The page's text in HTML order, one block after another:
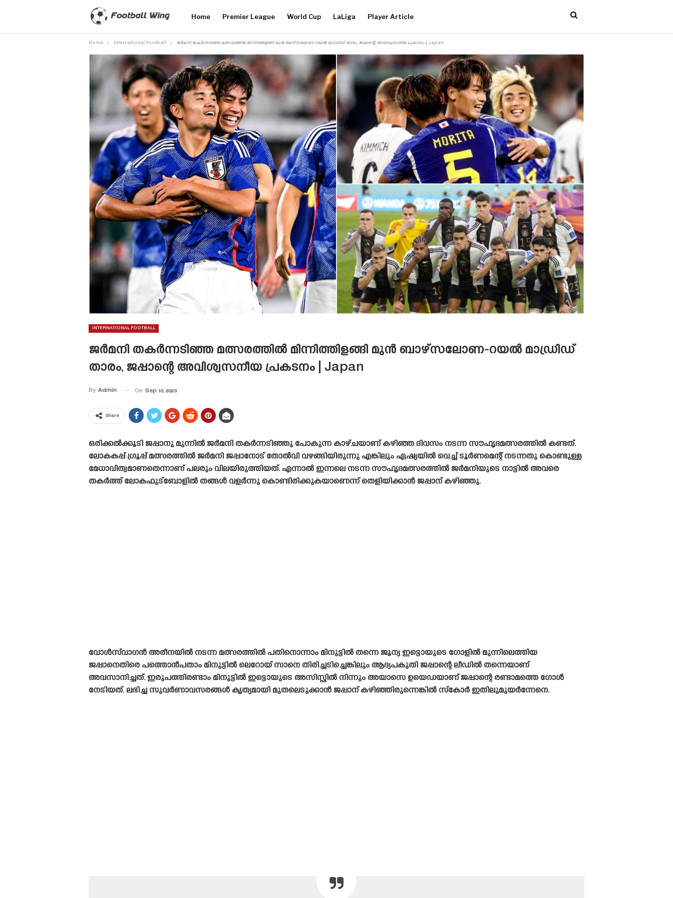
Home Premier League World Cup LaLiga Player Article
Home International Football ജർമനി തകർന്നടിഞ്ഞ മത്സരത്തിൽ മിന്നിത്തിളങ്ങി മുൻ ബാഴ്‌സലോണ-റയൽ മാഡ്രിഡ് താരം, ജപ്പാന്റെ അവിശ്വസനീയ പ്രകടനം | Japan
INTERNATIONAL FOOTBALL
ജർമനി തകർന്നടിഞ്ഞ മത്സരത്തിൽ മിന്നിത്തിളങ്ങി മുൻ ബാഴ്‌സലോണ-റയൽ മാഡ്രിഡ്
താരം, ജപ്പാന്റെ അവിശ്വസനീയ പ്രകടനം | Japan
By Admin On Sep 10, 2023
Share
ഒരിക്കൽക്കൂടി ജപ്പാനു മുന്നിൽ ജർമനി തകർന്നടിഞ്ഞു പോകുന്ന കാഴ്‌ചയാണ്‌ കഴിഞ്ഞ ദിവസം നടന്ന സൗഹൃദമത്സരത്തിൽ കണ്ടത്.
ലോകകപ്പ് ഗ്രൂപ്പ് മത്സരത്തിൽ ജർമനി ജപ്പാനോട് തോൽവി വഴങ്ങിയിരുന്നു എങ്കിലും ഏഷ്യയിൽ വെച്ച് ടൂർണമെന്റ് നടന്നതു കൊണ്ടുള്ള
മേധാവിത്വമാണതെന്നാണ് പലരും വിലയിരുത്തിയത്. എന്നാൽ ഇന്നലെ നടന്ന സൗഹൃദമത്സരത്തിൽ ജർമനിയുടെ നാട്ടിൽ അവരെ
തകർത്ത് ലോകഫുട്ബോളിൽ തങ്ങൾ വളർന്നു കൊണ്ടിരിക്കുകയാണെന്ന് തെളിയിക്കാൻ ജപ്പാന് കഴിഞ്ഞു.
വോൾസ്‌വാഗൻ അരീനയിൽ നടന്ന മത്സരത്തിൽ പതിനൊന്നാം മിനുട്ടിൽ തന്നെ ജൂന്യ ഇട്ടൊയുടെ ഗോളിൽ മുന്നിലെത്തിയ
ജപ്പാനെതിരെ പത്തൊൻപതാം മിനുട്ടിൽ ലെറോയ് സാനെ തിരിച്ചടിച്ചെങ്കിലും ആദ്യപകുതി ജപ്പാന്റെ ലീഡിൽ തന്നെയാണ്
അവസാനിച്ചത്. ഇരുപത്തിരണ്ടാം മിനുട്ടിൽ ഇട്ടൊയുടെ അസിസ്റ്റിൽ നിന്നും അയാസെ ഉയെഡയാണ് ജപ്പാന്റെ രണ്ടാമത്തെ ഗോൾ
നേടിയത്. ലഭിച്ച സുവർണാവസരങ്ങൾ കൃത്യമായി മുതലെടുക്കാൻ ജപ്പാന് കഴിഞ്ഞിരുന്നെങ്കിൽ സ്‌കോർ ഇതിലുമുയർന്നേനെ.